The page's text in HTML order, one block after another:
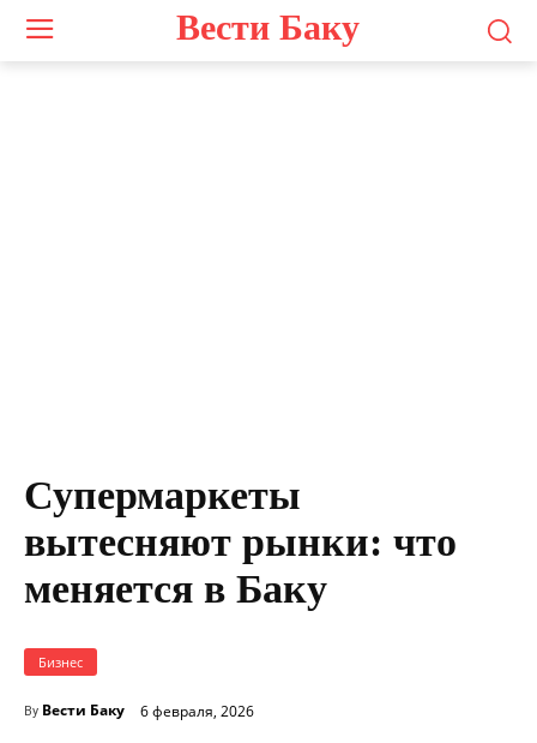
Вести Баку
Супермаркеты
вытесняют рынки: что
меняется в Баку
Бизнес
By Вести Баку 6 февраля, 2026